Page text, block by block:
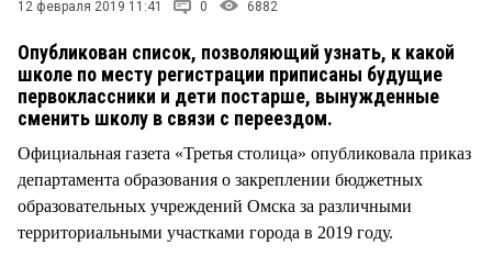
12 февраля 2019 11:41 0 6882
Опубликован список, позволяющий узнать, к какой
школе по месту регистрации приписаны будущие
первоклассники и дети постарше, вынужденные
сменить школу в связи с переездом.
Официальная газета «Третья столица» опубликовала приказ
департамента образования о закреплении бюджетных
образовательных учреждений Омска за различными
территориальными участками города в 2019 году.